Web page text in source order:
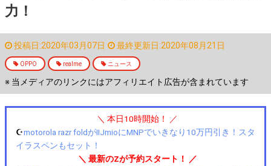
力！
投稿日:2020年03月07日 最終更新日:2020年08月21日
OPPO realme ニュース
※ 当メディアのリンクにはアフィリエイト広告が含まれています
＼ 本日10時開始！ ／
☪️motorola razr foldがIIJmioにMNPでいきなり10万円引き！スタ
イラスペンもセット！
＼ 最新のZが予約スタート！ ／